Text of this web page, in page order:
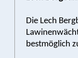
Die Lech
bestmöglich